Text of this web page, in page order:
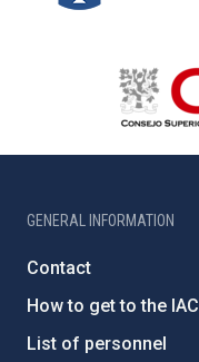
GENERAL INFORMATION
Contact
How to get to the IAC
List of personnel